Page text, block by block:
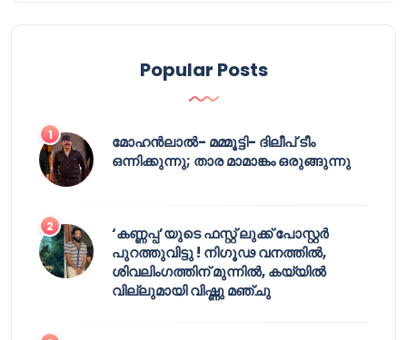
Popular Posts
മോഹൻലാൽ- മമ്മൂട്ടി- ദിലീപ് ടീം
ഒന്നിക്കുന്നു; താര മാമാങ്കം ഒരുങ്ങുന്നു
‘കണ്ണപ്പ’യുടെ ഫസ്റ്റ് ലുക്ക് പോസ്റ്റർ
പുറത്തുവിട്ടു ! നിഗൂഢ വനത്തിൽ,
ശിവലിംഗത്തിന് മുന്നിൽ, കയ്യിൽ
വില്ലുമായി വിഷ്ണു മഞ്ചു